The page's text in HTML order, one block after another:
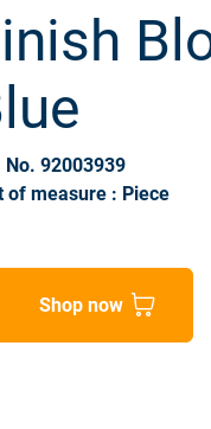
No. 92003939
of measure : Piece
Shop now